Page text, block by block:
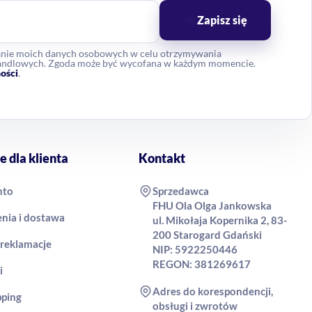
moich danych osobowych w celu otrzymywania
Zgoda może być wycofana w każdym momencie.
.
Zapisz się
dla klienta
i dostawa
Kontakt
Sprzedawca
FHU Ola Olga Jankowska
ul. Mikołaja Kopernika 2, 83-
200 Starogard Gdański
NIP: 5922250446
REGON: 381269617
Adres do korespondencji,
obsługi i zwrotów